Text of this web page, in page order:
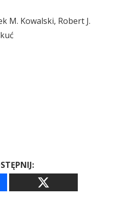
M. Kowalski, Robert J.